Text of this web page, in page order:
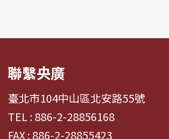
聯繫央廣
臺北市104中山區北安路55號
TEL : 886-2-28856168
FAX : 886-2-28855423